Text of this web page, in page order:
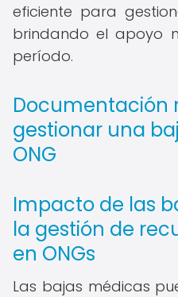
eficiente para
brindando el apoyo
período.
Documentación
gestionar una
ONG
Impacto de las
la gestión de
en ONGs
Las bajas médicas